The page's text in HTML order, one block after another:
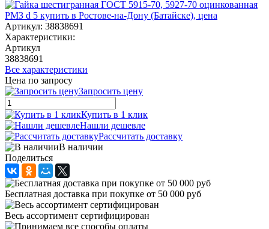
Артикул: 38838691
Характеристики:
Артикул
38838691
Все характеристики
Цена по запросу
Запросить цену
Купить в 1 клик
Нашли дешевле
Рассчитать доставку
В наличии
Поделиться
Бесплатная доставка при покупке от 50 000 руб
Весь ассортимент сертифицирован